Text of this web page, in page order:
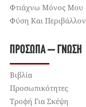
Φτιάχνω Μόνος Μου
Φύση Και Περιβάλλον
ΠΡΌΣΩΠΑ – ΓΝΏΣΗ
Βιβλία
Προσωπικότητες
Τροφή Για Σκέψη